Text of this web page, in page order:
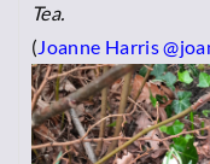
Tea.
(Joanne Harris